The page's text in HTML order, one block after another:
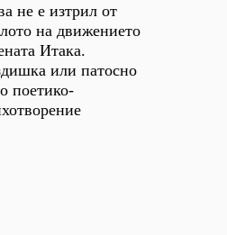
не е изтрил от
на движението
Итака.
или патосно
поетико-